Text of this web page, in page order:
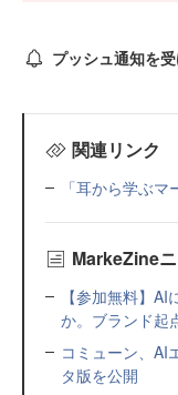
プッシュ通知を
関連リンク
「耳から学ぶ
MarkeZine
【参加無料】
か。ブランド起
コミューン、AI
タ版を公開